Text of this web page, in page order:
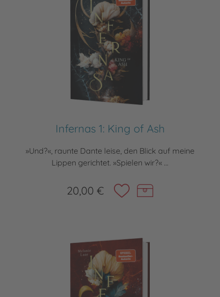
Infernas 1: King of Ash
»Und?«, raunte Dante leise, den Blick auf meine
Lippen gerichtet. »Spielen wir?« ...
20,00 €